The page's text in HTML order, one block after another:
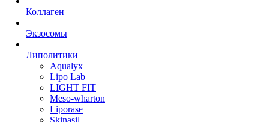
Коллаген
Экзосомы
Липолитики
Aqualyx
Lipo Lab
LIGHT FIT
Meso-wharton
Liporase
Skinasil